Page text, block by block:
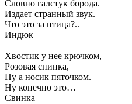
Словно галстук борода.
Издает странный звук.
Что это за птица?..
Индюк
Хвостик у нее крючком,
Розовая спинка,
Ну а носик пяточком.
Ну конечно это…
Свинка